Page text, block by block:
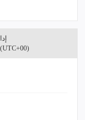
(UTC+00)